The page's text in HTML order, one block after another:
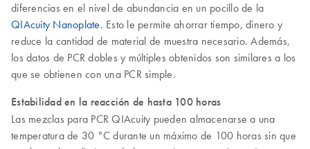
diferencias en el nivel de abundancia en un pocillo de la
QIAcuity Nanoplate. Esto le permite ahorrar tiempo, dinero y
reduce la cantidad de material de muestra necesario. Además,
los datos de PCR dobles y múltiples obtenidos son similares a los
que se obtienen con una PCR simple.
Estabilidad en la reacción de hasta 100 horas
Las mezclas para PCR QIAcuity pueden almacenarse a una
temperatura de 30 °C durante un máximo de 100 horas sin que